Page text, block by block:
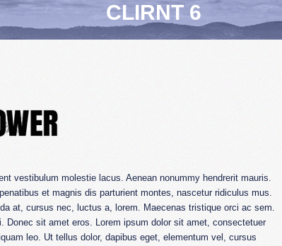
CLIRNT 6
vestibulum molestie lacus. Aenean nonummy hendrerit mauris.
et magnis dis parturient montes, nascetur ridiculus mus.
at, cursus nec, luctus a, lorem. Maecenas tristique orci ac sem.
Donec sit amet eros. Lorem ipsum dolor sit amet, consectetuer
leo. Ut tellus dolor, dapibus eget, elementum vel, cursus